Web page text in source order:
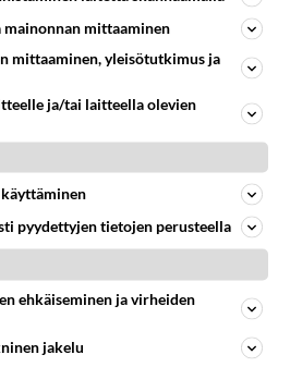
1
Vastattu 1kk
leikkaukset
a/31466dfc-c422-
15
mittaaminen
mittaaminen, yleisötutkimus ja
ja/tai laitteella olevien
pyydettyjen tietojen perusteella
ehkäiseminen ja virheiden
jakelu